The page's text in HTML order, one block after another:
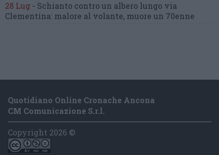
28 Lug - Schianto contro un albero lungo via
Clementina: malore al volante, muore un 70enne
Quotidiano Online Cronache Ancona
CM Comunicazione S.r.l.
Copyright 2026 ©